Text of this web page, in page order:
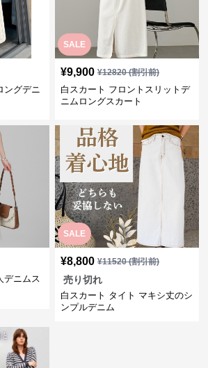
ングデニ
SALE
¥9,900 ¥12820(割引前)
白スカート フロントスリットデ
ニムロングスカート
デニムス
SALE
¥8,800 ¥11520(割引前)
売り切れ
白スカート タイト マキシ丈のシ
ンプルデニム